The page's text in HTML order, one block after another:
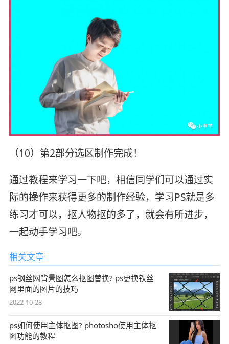
（10）第2部分选区制作完成！
通过教程来学习一下吧，相信同学们可以通过实
际的操作来获得更多的制作经验，学习PS就是多
练习才可以，抠人物抠的多了，就会有所进步，
一起动手学习吧。
相关文章
ps钢丝网背景图怎么抠图替换? ps更换铁丝
网里面的图片的技巧
2022-10-28
ps如何使用主体抠图? photosho使用主体抠
图功能的教程